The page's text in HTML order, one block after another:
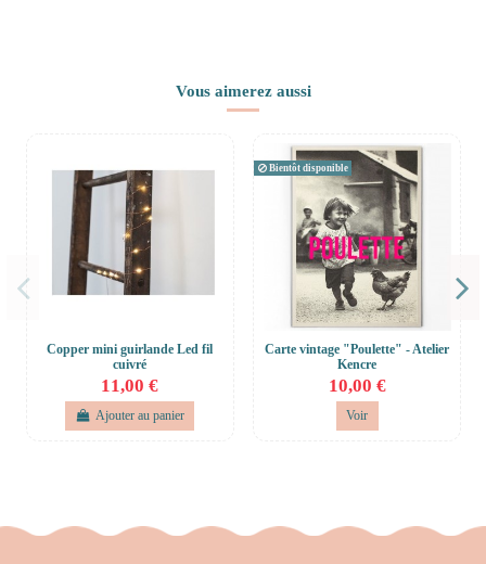
Vous aimerez aussi
Copper mini guirlande Led fil
cuivré
11,00 €
Ajouter au panier
Bientôt disponible
Carte vintage "Poulette" - Atelier
Kencre
10,00 €
Voir